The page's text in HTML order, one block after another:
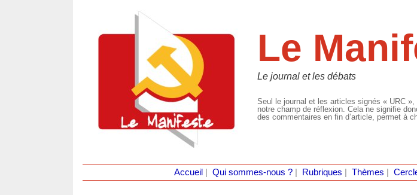
Le
Le journal et les débats
Seul le journal et les articles signés « URC
notre champ de réflexion. Cela ne signifie
des commentaires en fin d’article, permet à
Accueil Qui sommes-nous ?| Rubriques Thèmes